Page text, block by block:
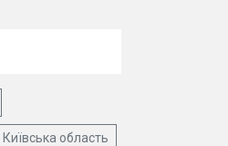
Київська область